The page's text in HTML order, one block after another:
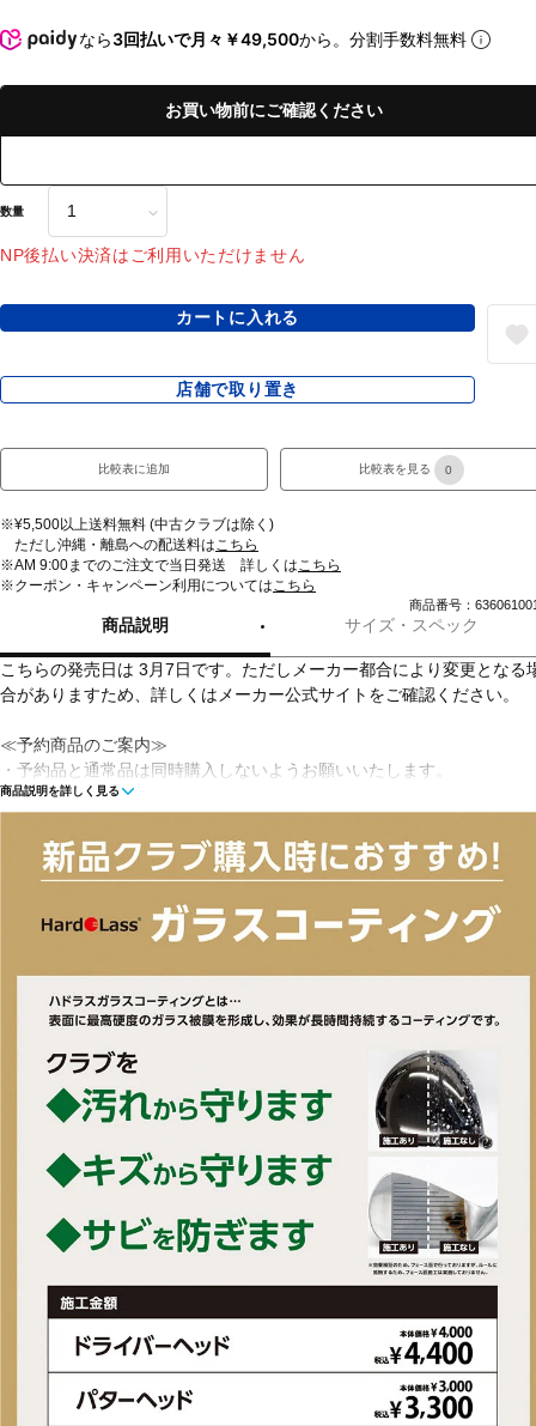
なら3回払いで月々￥49,500から。分割手数料無料
お買い物前にご確認ください
数量
NP後払い決済はご利用いただけません
カートに入れる
店舗で取り置き
比較表に追加 比較表を見る 0
※¥5,500以上送料無料 (中古クラブは除く)
ただし沖縄・離島への配送料はこちら
※AM 9:00までのご注文で当日発送 詳しくはこちら
※クーポン・キャンペーン利用についてはこちら
商品番号：
商品説明 サイズ・スペック
こちらの発売日は 3月7日です。ただしメーカー都合により変更となる
合がありますため、詳しくはメーカー公式サイトをご確認ください。
≪予約商品のご案内≫
・予約品と通常品は同時購入しないようお願いいたします。
・予約商品と通常商品を同時に購入された場合は、予約商品の発送日に
・予約品以外の通常品は、事前に確保できません。
・予約品発送時、予約品以外の通常品が確保できない場合、予約品、通
・予約商品は入荷次第順次発送いたします。弊社倉庫より出荷いたしま
したらメールにてお知らせいたしますのでご確認ください。
ご不便をおかけしますがあらかじめご了承の上ご注文ください。
■2025年モデル
◇「飛び重心」設計で飛距離、寛容性がさらに進化。
◇寛容性の高いヘッドが「飛び重心」設計となり、飛距離性能がさらに
進化。寛容性の高いヘッドは、アドレス時にシャープに見える新形状設
計。フェースは前作より約9％薄く設計され、飛距離性能が向上。前作
比べて高さと飛距離がさらに出るアイアンへと進化。フェース裏には、
インパクト時の衝撃を吸収する「ピュアフレックス」バッジを搭載。前
作とは異なる新設計で、さらなる心地よい打感を実現。サンドウェッジ
は伝統的なEYE2形状を採用し、バンカーショットでの安定したパフォ
マンスを発揮。アイアンセット全体で高いパフォーマンスを提供する
G440アイアン。
■番手構成：6I・7I・8I・9I・PW
商品説明を詳しく見る